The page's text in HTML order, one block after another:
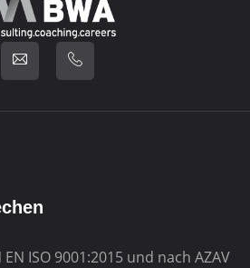
ISO 9001:2015 und nach AZAV